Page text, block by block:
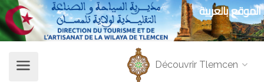
الموقع بالعربية
Découvrir Tlemcen